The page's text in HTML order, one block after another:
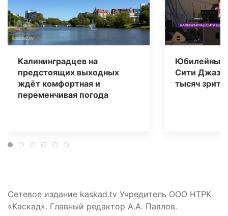
Калининградцев на
предстоящих выходных
ждёт комфортная и
переменчивая погода
Юбилейный
Сити Джаз»
тысяч
Сетевое издание kaskad.tv Учредитель ООО НТРК
«Каскад». Главный редактор А.А. Павлов.